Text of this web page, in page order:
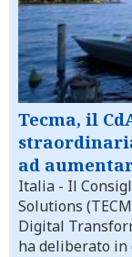
Tecma, il
ad
Italia - Il
Solutions
Digital
ha deliberato in